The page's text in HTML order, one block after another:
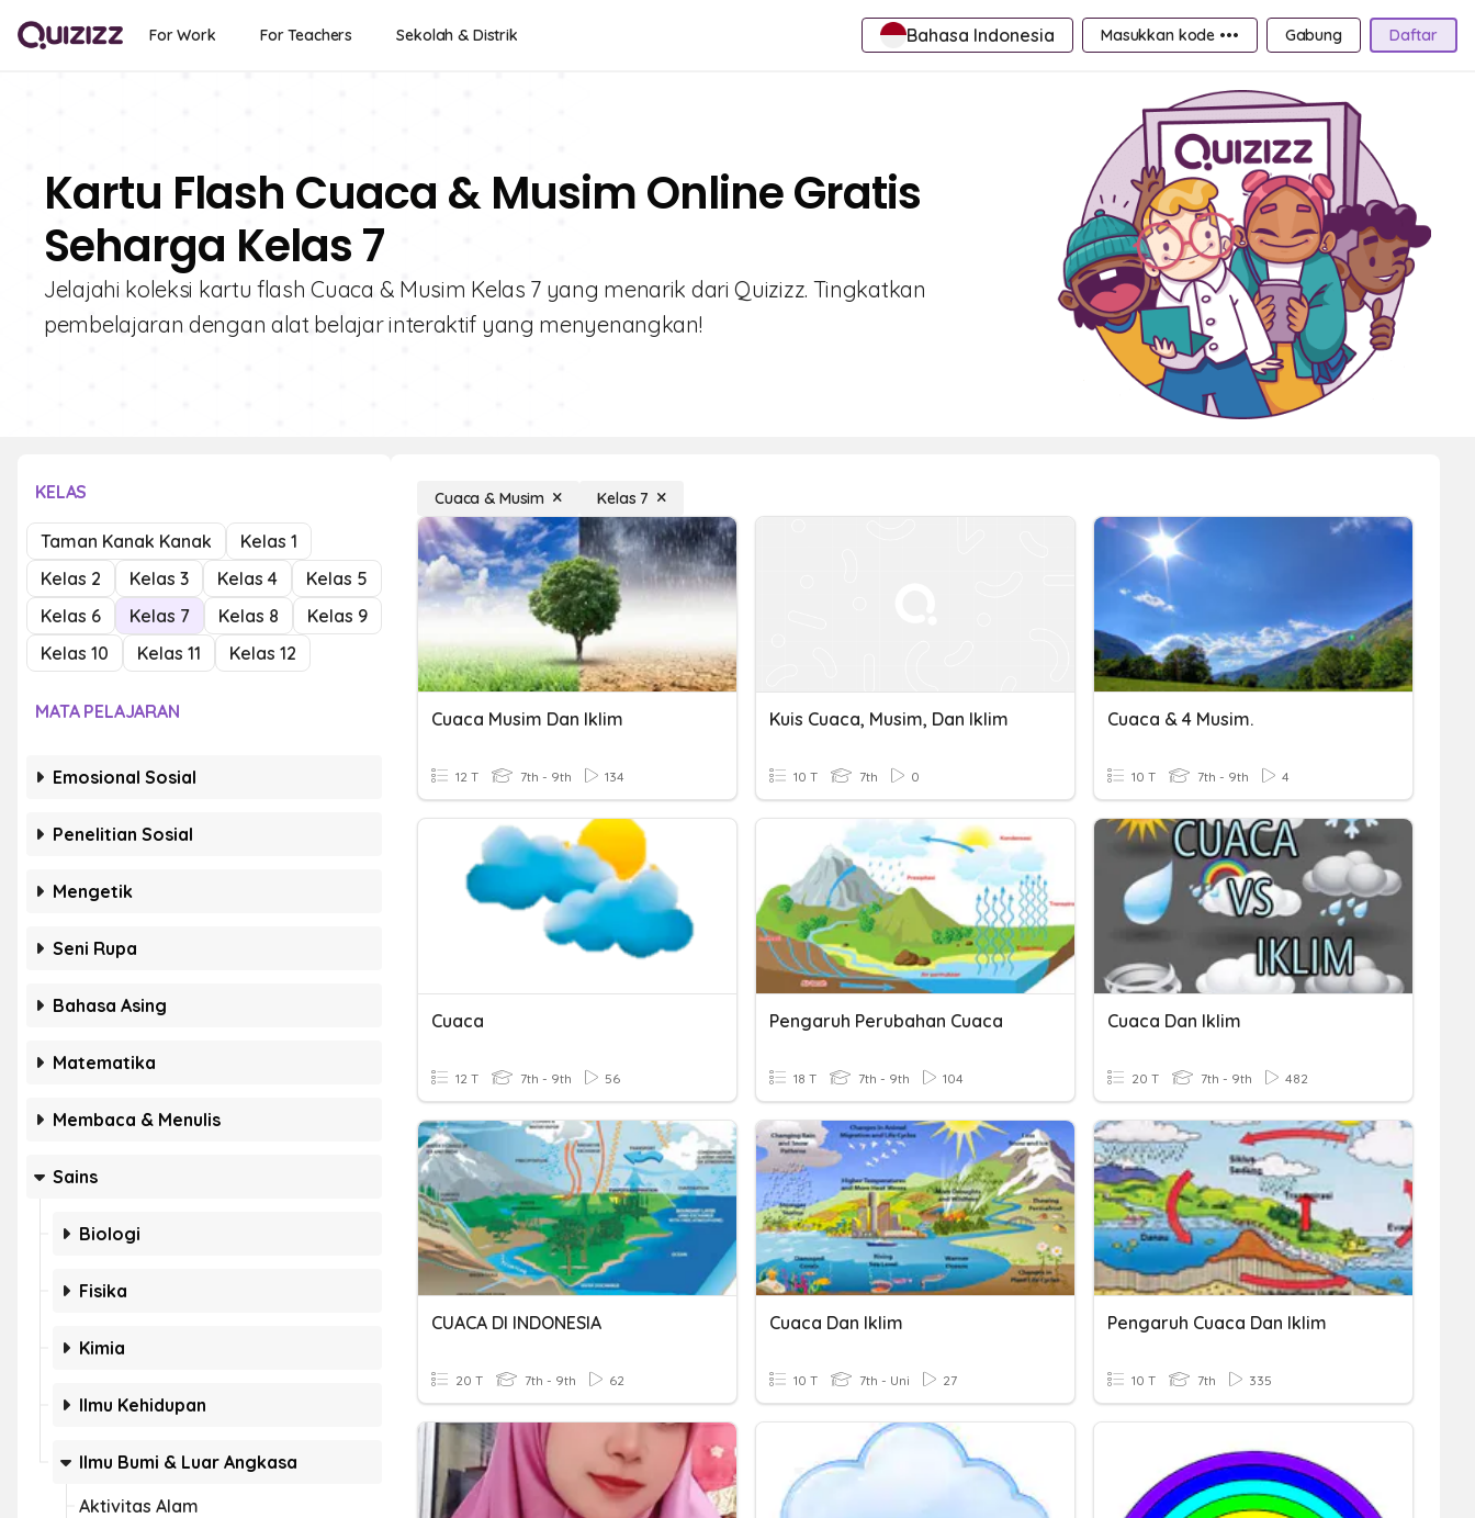
For Work For Teachers Sekolah & Distrik Bahasa Indonesia Masukkan kode ••• Gabung Daftar
Kartu Flash Cuaca & Musim Online Gratis
Seharga Kelas 7
Jelajahi koleksi kartu flash Cuaca & Musim Kelas 7 yang menarik dari Quizizz. Tingkatkan
pembelajaran dengan alat belajar interaktif yang menyenangkan!
KELAS
Taman Kanak Kanak
Kelas 1
Kelas 2
Kelas 3 Kelas 4
Kelas 5
Kelas 6
Kelas 7 Kelas 8
Kelas 9
Kelas 10
Kelas 11 Kelas 12
MATA PELAJARAN
Emosional Sosial
Penelitian Sosial
Mengetik
Seni Rupa
Bahasa Asing
Matematika
Membaca & Menulis
Sains
Biologi
Fisika
Kimia
Ilmu Kehidupan
Ilmu Bumi & Luar Angkasa
Aktivitas Alam
Cuaca & Musim Kelas 7
Cuaca Musim Dan Iklim
12 T 7th - 9th 134
Kuis Cuaca, Musim, Dan Iklim
10 T 7th 0
Cuaca & 4 Musim.
10 T 7th - 9th 4
Cuaca
12 T 7th - 9th 56
Pengaruh Perubahan Cuaca
18 T 7th - 9th 104
Cuaca Dan Iklim
20 T 7th - 9th 482
CUACA DI INDONESIA
20 T 7th - 9th 62
Cuaca Dan Iklim
10 T 7th - Uni 27
Pengaruh Cuaca Dan Iklim
10 T 7th 335